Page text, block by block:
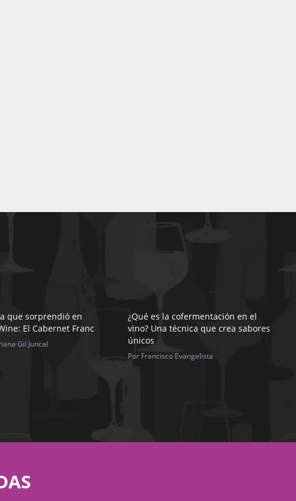
que sorprendió en
El Cabernet Franc
Gil Juncal
¿Qué es la cofermentación en el
vino? Una técnica que crea sabores
únicos
Por Francisco Evangelista